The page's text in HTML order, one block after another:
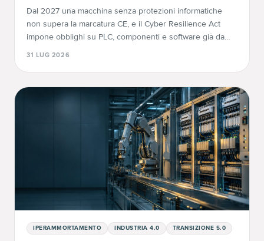
Dal 2027 una macchina senza protezioni informatiche
non supera la marcatura CE, e il Cyber Resilience Act
impone obblighi su PLC, componenti e software già da
31 LUG 2026
IPERAMMORTAMENTO INDUSTRIA 4.0 TRANSIZIONE 5.0